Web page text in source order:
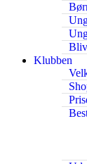
Klubben